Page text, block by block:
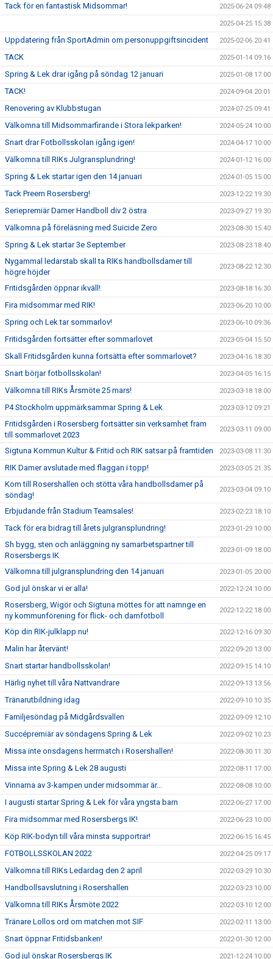
Tack för en fantastisk Midsommar! 2025-06-24 09:48
2025-04-25 15:38
Uppdatering från SportAdmin om personuppgiftsincident 2025-02-06 20:41
TACK 2025-01-14 09:16
Spring & Lek drar igång på söndag 12 januari 2025-01-08 17:00
TACK! 2024-09-04 20:01
Renovering av Klubbstugan 2024-07-25 09:41
Välkomna till Midsommarfirande i Stora lekparken! 2024-05-24 10:00
Snart drar Fotbollsskolan igång igen! 2024-04-17 10:00
Välkomna till RIKs Julgransplundring! 2024-01-12 16:00
Spring & Lek startar igen den 14 januari 2024-01-05 15:00
Tack Preem Rosersberg! 2023-12-22 19:30
Seriepremiär Damer Handboll div 2 östra 2023-09-27 19:30
Välkomna på föreläsning med Suicide Zero 2023-08-30 15:40
Spring & Lek startar 3e September 2023-08-23 18:40
Nygammal ledarstab skall ta RIKs handbollsdamer till
högre höjder
2023-08-22 12:30
Fritidsgården öppnar ikväll! 2023-08-18 16:30
Fira midsommar med RIK! 2023-06-20 10:00
Spring och Lek tar sommarlov! 2023-06-10 09:36
Fritidsgården fortsätter efter sommarlovet 2023-05-04 15:50
Skall Fritidsgården kunna fortsätta efter sommarlovet? 2023-04-16 18:30
Snart börjar fotbollsskolan! 2023-04-05 16:15
Välkomna till RIKs Årsmöte 25 mars! 2023-03-18 18:00
P4 Stockholm uppmärksammar Spring & Lek 2023-03-12 09:21
Fritidsgården i Rosersberg fortsätter sin verksamhet fram
till sommarlovet 2023
2023-03-11 09:00
Sigtuna Kommun Kultur & Fritid och RIK satsar på framtiden 2023-03-08 11:30
RIK Damer avslutade med flaggan i topp! 2023-03-05 21:35
Kom till Rosershallen och stötta våra handbollsdamer på
söndag!
2023-03-04 09:10
Erbjudande från Stadium Teamsales! 2023-02-23 18:10
Tack för era bidrag till årets julgransplundring! 2023-01-29 10:00
Sh bygg, sten och anläggning ny samarbetspartner till
Rosersbergs IK
2023-01-09 18:00
Välkomna till julgransplundring den 14 januari 2023-01-05 20:00
God jul önskar vi er alla! 2022-12-24 10:00
Rosersberg, Wigör och Sigtuna möttes för att namnge en
ny kommunförening för flick- och damfotboll
2022-12-22 18:00
Köp din RIK-julklapp nu! 2022-12-16 09:30
Malin har återvänt! 2022-09-20 13:00
Snart startar handbollsskolan! 2022-09-15 14:10
Härlig nyhet till våra Nattvandrare 2022-09-13 13:56
Tränarutbildning idag 2022-09-10 10:35
Familjesöndag på Midgårdsvallen 2022-09-09 12:10
Succépremiär av söndagens Spring & Lek 2022-09-02 10:23
Missa inte onsdagens herrmatch i Rosershallen! 2022-08-30 11:30
Missa inte Spring & Lek 28 augusti 2022-08-11 17:00
Vinnarna av 3-kampen under midsommar är... 2022-08-08 10:00
I augusti startar Spring & Lek för våra yngsta barn 2022-06-27 17:00
Fira midsommar med Rosersbergs IK! 2022-06-23 10:00
Köp RIK-bodyn till våra minsta supportrar! 2022-06-15 16:45
FOTBOLLSSKOLAN 2022 2022-04-25 09:17
Välkomna till RIKs Ledardag den 2 april 2022-03-29 10:30
Handbollsavslutning i Rosershallen 2022-03-23 10:00
Välkomna till RIKs Årsmöte 2022 2022-03-10 12:00
Tränare Lollos ord om matchen mot SIF 2022-02-11 13:00
Snart öppnar Fritidsbanken! 2022-01-30 12:00
God jul önskar Rosersbergs IK 2021-12-24 10:00